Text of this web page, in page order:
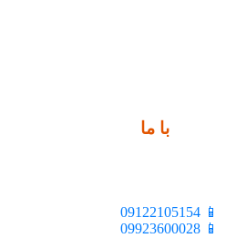
با ما
📱 09122105154
📱 09923600028